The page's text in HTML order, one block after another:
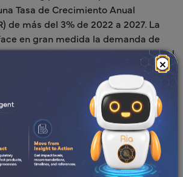
×
Tasa de Crecimiento Anual
de más del 3% de 2022 a 2027. La
en gran medida la demanda de
en Egipto, dada la producción local
Cabe destacar que el mercado
Médicos es el segundo más
de Oriente Medio y África del Norte
general explora aspectos clave
egipcio, ofreciendo información
y los requisitos para llevar
innovadores a la vanguardia del
Egipto.